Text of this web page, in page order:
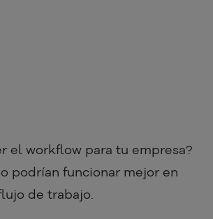
el workflow para tu empresa?
podrían funcionar mejor en
de trabajo.